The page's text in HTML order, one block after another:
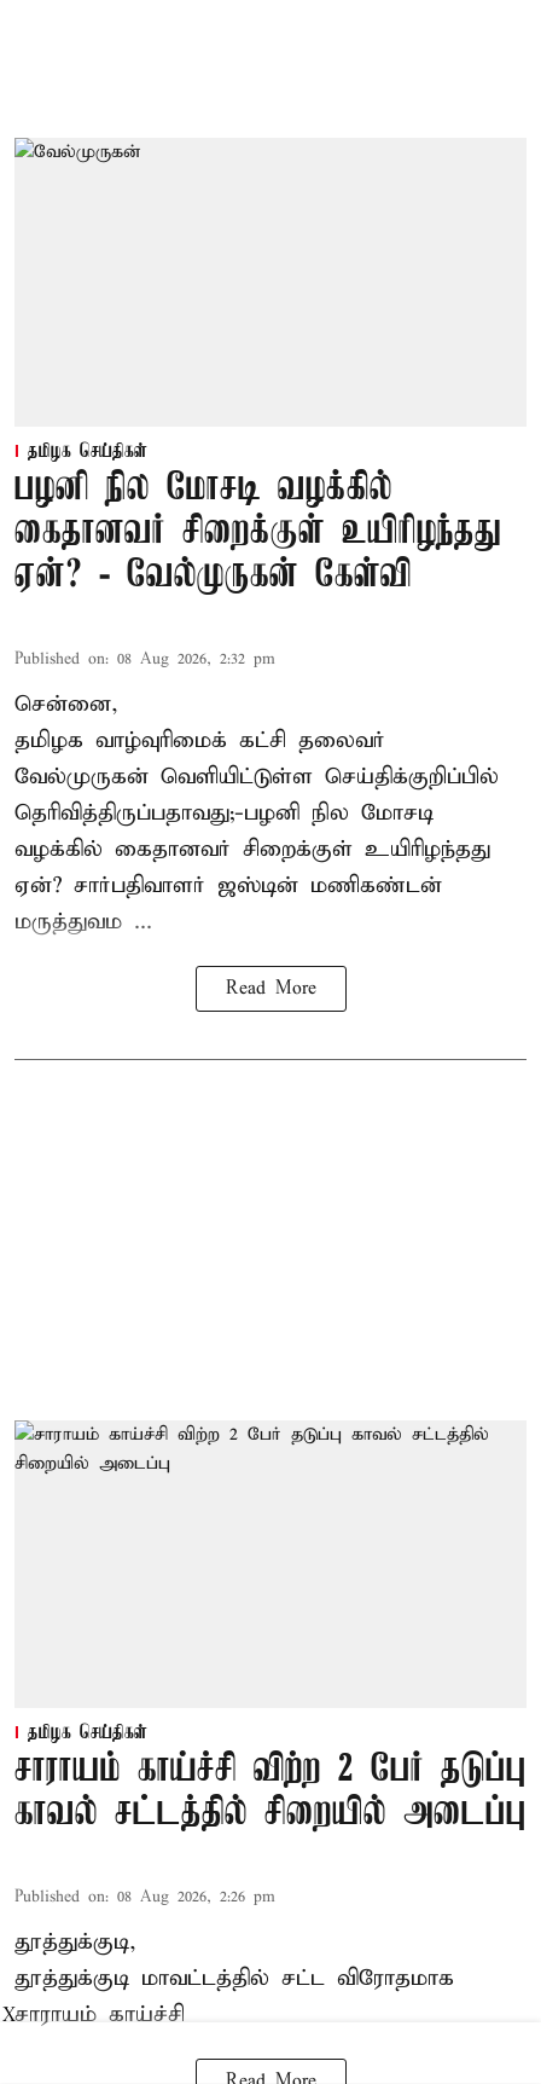
தமிழக செய்திகள்
பழனி நில மோசடி வழக்கில்
கைதானவர் சிறைக்குள் உயிரிழந்தது
ஏன்? - வேல்முருகன் கேள்வி
Published on: 08 Aug 2026, 2:32 pm
சென்னை,
தமிழக வாழ்வுரிமைக் கட்சி தலைவர்
வேல்முருகன் வெளியிட்டுள்ள செய்திக்குறிப்பில்
தெரிவித்திருப்பதாவது;-பழனி நில மோசடி
வழக்கில் கைதானவர் சிறைக்குள் உயிரிழந்தது
ஏன்? சார்பதிவாளர் ஜஸ்டின் மணிகண்டன்
மருத்துவம ...
Read More
தமிழக செய்திகள்
சாராயம் காய்ச்சி விற்ற 2 பேர் தடுப்பு
காவல் சட்டத்தில் சிறையில் அடைப்பு
Published on: 08 Aug 2026, 2:26 pm
தூத்துக்குடி,
தூத்துக்குடி மாவட்டத்தில் சட்ட விரோதமாக
சாராயம் காய்ச்சி
X